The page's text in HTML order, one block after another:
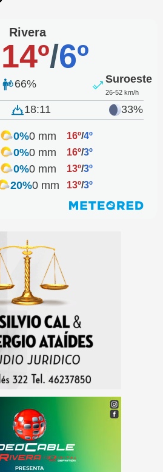
Rivera
14º/6º
66% Suroeste
26-52 km/h
18:11 33%
0%0 mm 16º/4º
0%0 mm 16º/3º
0%0 mm 13º/3º
20%0 mm 13º/3º